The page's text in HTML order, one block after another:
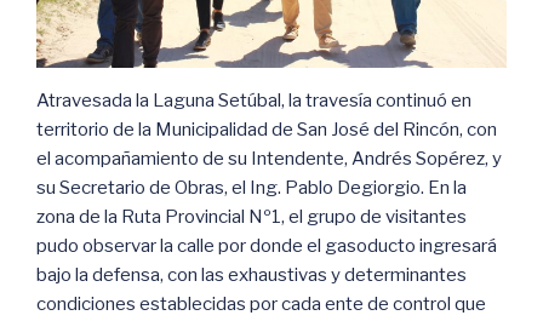
Atravesada la Laguna Setúbal, la travesía continuó en
territorio de la Municipalidad de San José del Rincón, con
el acompañamiento de su Intendente, Andrés Sopérez, y
su Secretario de Obras, el Ing. Pablo Degiorgio. En la
zona de la Ruta Provincial Nº1, el grupo de visitantes
pudo observar la calle por donde el gasoducto ingresará
bajo la defensa, con las exhaustivas y determinantes
condiciones establecidas por cada ente de control que